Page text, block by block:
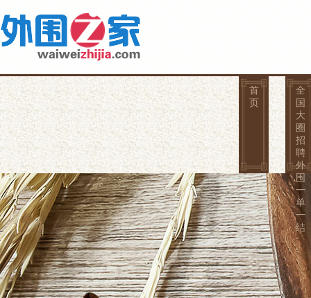
首
页
全
国
大
圈
招
聘
外
围
一
单
一
结